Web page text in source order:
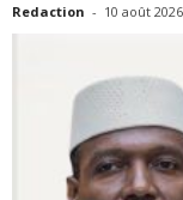
Redaction - 10 août 2026